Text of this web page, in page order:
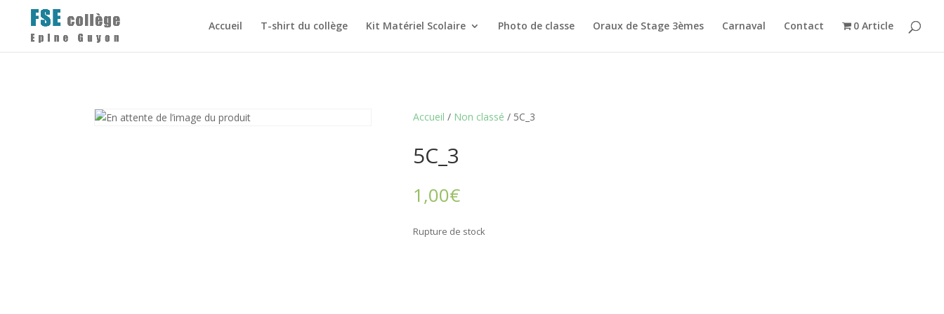
Accueil T-shirt du collège Kit Matériel Scolaire Photo de classe Oraux de Stage 3èmes Carnaval Contact 0 Article
Accueil / Non classé / 5C_3
5C_3
1,00€
Rupture de stock